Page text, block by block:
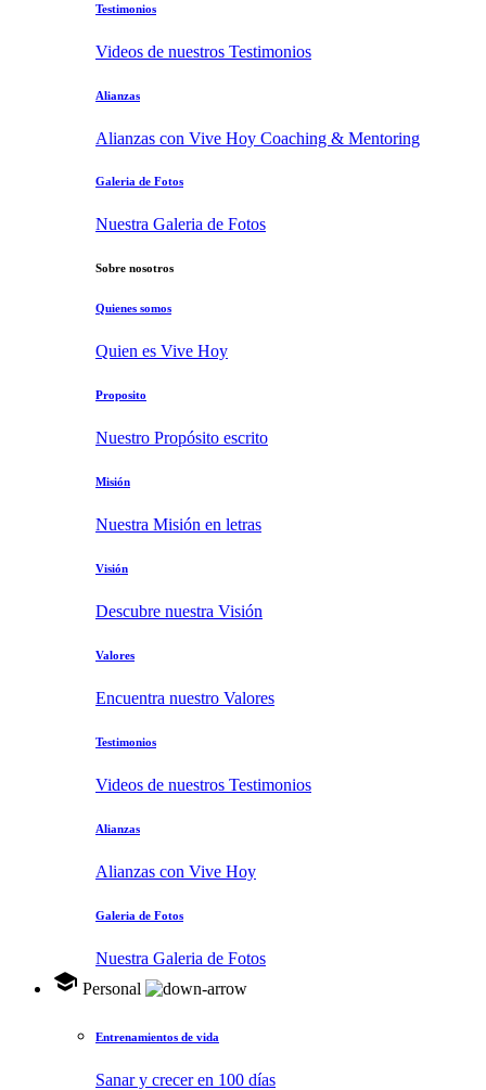
Testimonios
Videos de nuestros Testimonios
Alianzas
Alianzas con Vive Hoy Coaching & Mentoring
Galeria de Fotos
Nuestra Galeria de Fotos
Sobre nosotros
Quienes somos
Quien es Vive Hoy
Proposito
Nuestro Propósito escrito
Misión
Nuestra Misión en letras
Visión
Descubre nuestra Visión
Valores
Encuentra nuestro Valores
Testimonios
Videos de nuestros Testimonios
Alianzas
Alianzas con Vive Hoy
Galeria de Fotos
Nuestra Galeria de Fotos
school Personal
Entrenamientos de vida
Sanar y crecer en 100 días